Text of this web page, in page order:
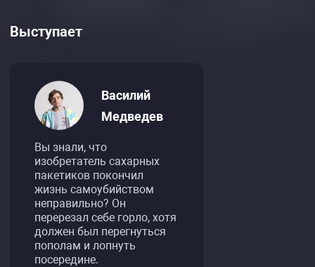
Выступает
Василий
Медведев
Вы знали, что
изобретатель сахарных
пакетиков покончил
жизнь самоубийством
неправильно? Он
перерезал себе горло, хотя
должен был перегнуться
пополам и лопнуть
посередине.